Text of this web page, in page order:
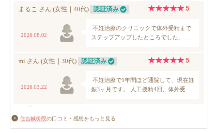
住吉鍼灸院の口コミ・感想をもっと見る